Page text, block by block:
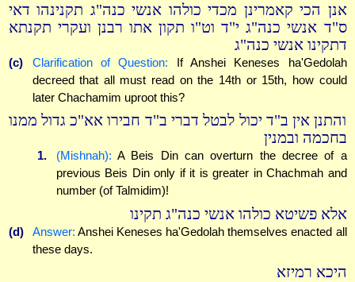
אנן הכי קאמרינן מכדי כולהו אנשי כנה"ג תקנינהו דאי
ס"ד אנשי כנה"ג י"ד וט"ו תקון אתו רבנן ועקרי תקנתא
דתקינו אנשי כנה"ג
(c) Clarification of Question: If Anshei Keneses ha'Gedolah
decreed that all must read on the 14th or 15th, how could
later Chachamim uproot this?
והתנן אין ב"ד יכול לבטל דברי ב"ד חבירו אא"כ גדול ממנו
בחכמה ובמנין
1. (Mishnah): A Beis Din can overturn the decree of a
previous Beis Din only if it is greater in Chachmah and
number (of Talmidim)!
אלא פשיטא כולהו אנשי כנה"ג תקינו
(d) Answer: Anshei Keneses ha'Gedolah themselves enacted all
these days.
היכא רמיזא